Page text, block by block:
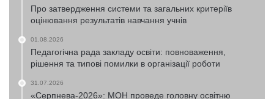
Про затвердження системи та загальних критеріїв
оцінювання результатів навчання учнів
01.08.2026
Педагогічна рада закладу освіти: повноваження,
рішення та типові помилки в організації роботи
31.07.2026
«Серпнева-2026»: МОН проведе головну освітню